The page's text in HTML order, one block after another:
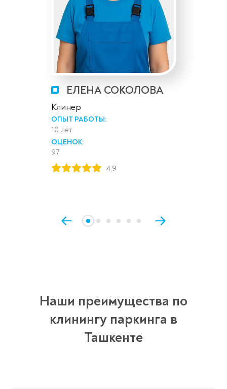
ЕЛЕНА СОКОЛОВА
Клинер
ОПЫТ РАБОТЫ:
10 лет
ОЦЕНОК:
97
4,9
Наши преимущества по
клинингу паркинга в
Ташкенте